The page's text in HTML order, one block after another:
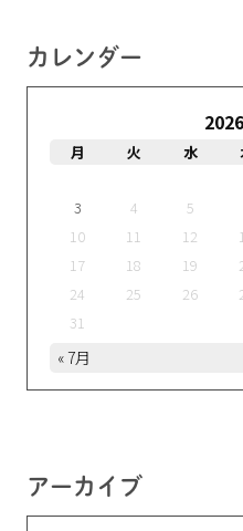
カレンダー
月 火 水
3
4 5
10
11 12
17
18 19
24
25 26
31
« 7月
アーカイブ